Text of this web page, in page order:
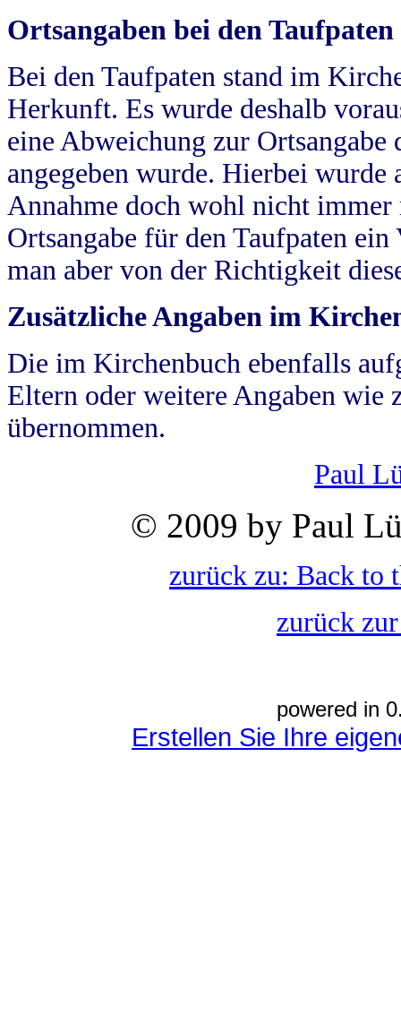
Ortsangaben bei den Taufpaten
Bei den Taufpaten stand im
Herkunft. Es wurde deshalb
eine Abweichung zur
angegeben wurde. Hierbei wurde
Annahme doch wohl nicht
Ortsangabe für den Taufpaten
man aber von der Richtigkeit
Zusätzliche Angaben im
Die im Kirchenbuch ebenfalls
Eltern oder weitere Angaben wie
übernommen.
Paul
© 2009 by Paul
zurück zu: Back to
zurück
powered in
Erstellen Sie Ihre